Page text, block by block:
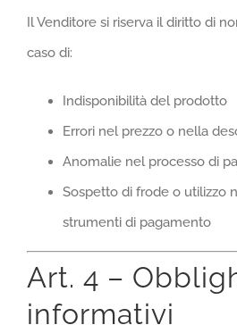
Il Venditore si riserva il diritto di
caso di:
Indisponibilità del prodotto
Errori nel prezzo o nella
Anomalie nel processo di
Sospetto di frode o utilizzo
strumenti di pagamento
Art. 4 –
informativi